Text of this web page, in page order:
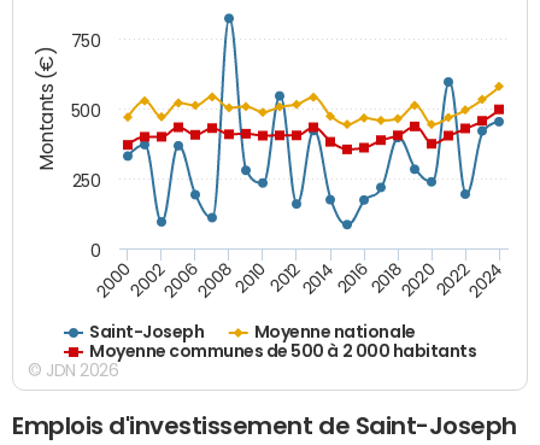
Montants (€)
Saint-Joseph
Moyenne nationale
Moyenne communes de 500 à 2 000 habitants
200020022006200820102012201420162018202020222024
0
250
500
750
© JDN 2026
Emplois d'investissement de Saint-Joseph